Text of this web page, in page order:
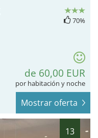
70%
de 60,00 EUR
por habitación y noche
Mostrar oferta
13